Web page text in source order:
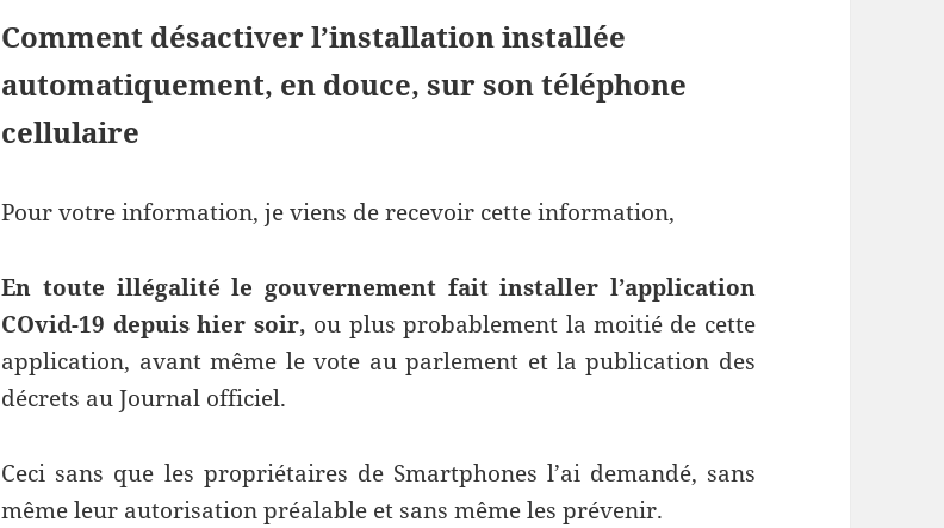
Comment désactiver l’installation installée
automatiquement, en douce, sur son téléphone
cellulaire
Pour votre information, je viens de recevoir cette information,
En toute illégalité le gouvernement fait installer l’application
COvid-19 depuis hier soir, ou plus probablement la moitié de cette
application, avant même le vote au parlement et la publication des
décrets au Journal officiel.
Ceci sans que les propriétaires de Smartphones l’ai demandé, sans
même leur autorisation préalable et sans même les prévenir.